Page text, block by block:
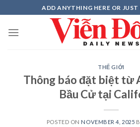
to
content
ADD ANYTHING HERE OR JUST
THẾ GIỚI
Thông báo đặt biệt từ
Bầu Cử tại
POSTED ON NOVEMBER 4, 2025